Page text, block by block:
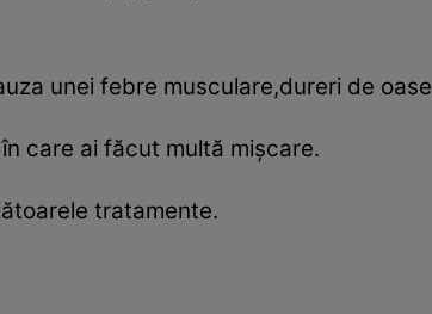
unei febre musculare,dureri de
care ai făcut multă mişcare.
tratamente.